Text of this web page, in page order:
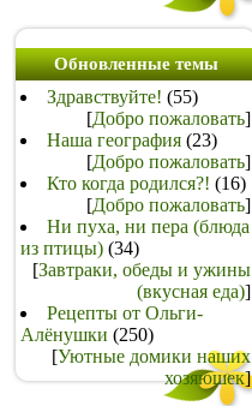
Обновленные темы
Здравствуйте! (55)
[Добро пожаловать]
Наша география (23)
[Добро пожаловать]
Кто когда родился?! (16)
[Добро пожаловать]
Ни пуха, ни пера (блюда
из птицы) (34)
[Завтраки, обеды и ужины
(вкусная еда)]
Рецепты от Ольги-
Алёнушки (250)
[Уютные домики наших
хозяюшек]